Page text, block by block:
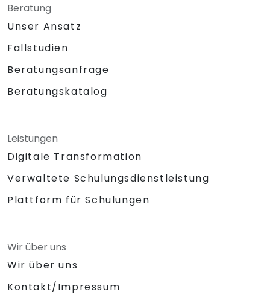
Beratung
Unser Ansatz
Fallstudien
Beratungsanfrage
Beratungskatalog
Leistungen
Digitale Transformation
Verwaltete Schulungsdienstleistung
Plattform für Schulungen
Wir über uns
Wir über uns
Kontakt/Impressum